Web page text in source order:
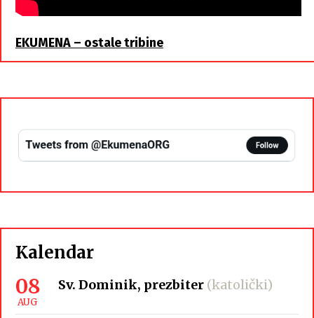
EKUMENA – ostale tribine
Kalendar
08
AUG
Sv. Dominik, prezbiter (katolički)